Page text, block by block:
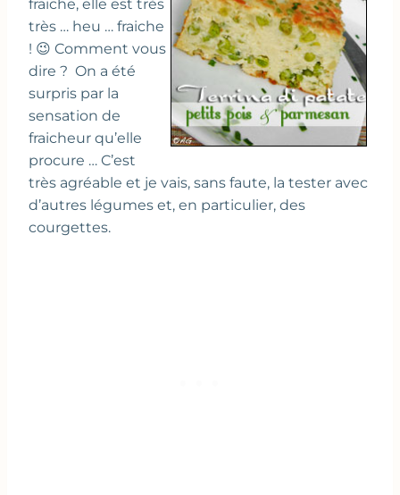
fraiche, elle est très
très … heu … fraiche
! 😉 Comment vous
dire ? On a été
surpris par la
sensation de
fraicheur qu’elle
procure … C’est
très agréable et je vais, sans faute, la tester avec
d’autres légumes et, en particulier, des
courgettes.